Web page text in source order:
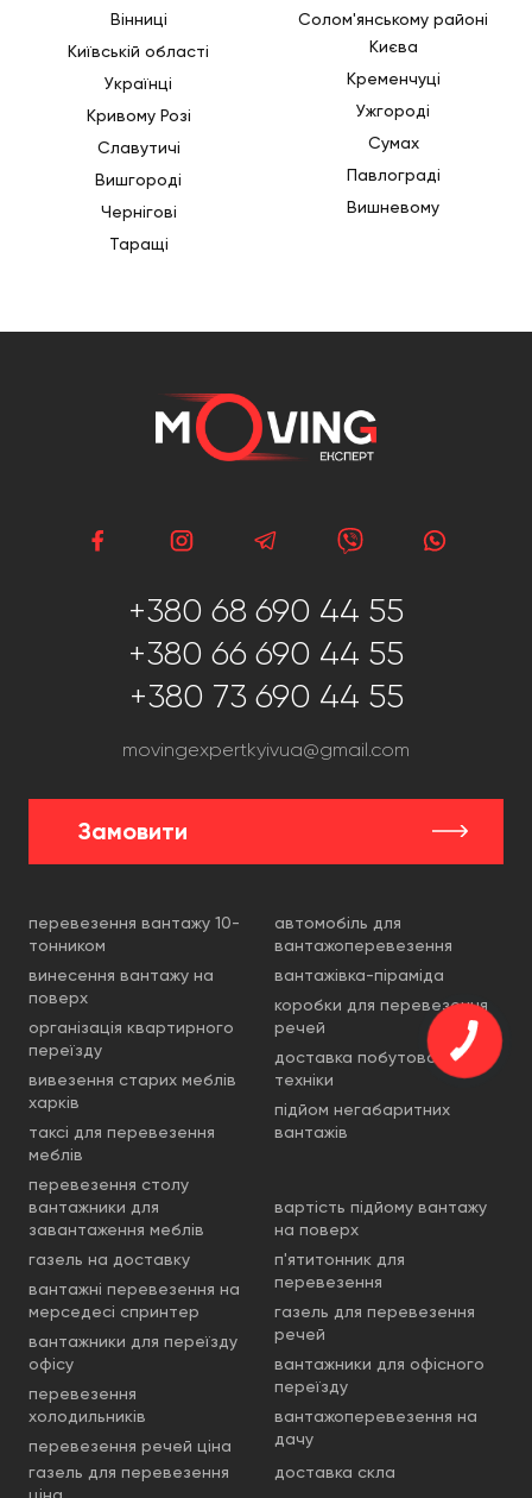
Вінниці
Київській області
Українці
Кривому Розі
Славутичі
Вишгороді
Чернігові
Таращі
Солом'янському районі
Києва
Кременчуці
Ужгороді
Сумах
Павлограді
Вишневому
+380 68 690 44 55
+380 66 690 44 55
+380 73 690 44 55
movingexpertkyivua@gmail.com
Замовити
перевезення вантажу 10-
тонником
винесення вантажу на
поверх
організація квартирного
переїзду
вивезення старих меблів
харків
таксі для перевезення
меблів
перевезення столу
автомобіль для
вантажоперевезення
вантажівка-піраміда
коробки для перевезення
речей
доставка побутової
техніки
підйом негабаритних
вантажів
вантажники для
завантаження меблів
газель на доставку
вантажні перевезення на
мерседесі спринтер
вантажники для переїзду
офісу
перевезення
холодильників
перевезення речей ціна
вартість підйому вантажу
на поверх
п'ятитонник для
перевезення
газель для перевезення
речей
вантажники для офісного
переїзду
вантажоперевезення на
дачу
газель для перевезення
доставка скла